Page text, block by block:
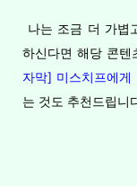
나는 조금 더 가볍
하신다면 해당 콘텐
자막] 미스치프에게
는 것도 추천드립니